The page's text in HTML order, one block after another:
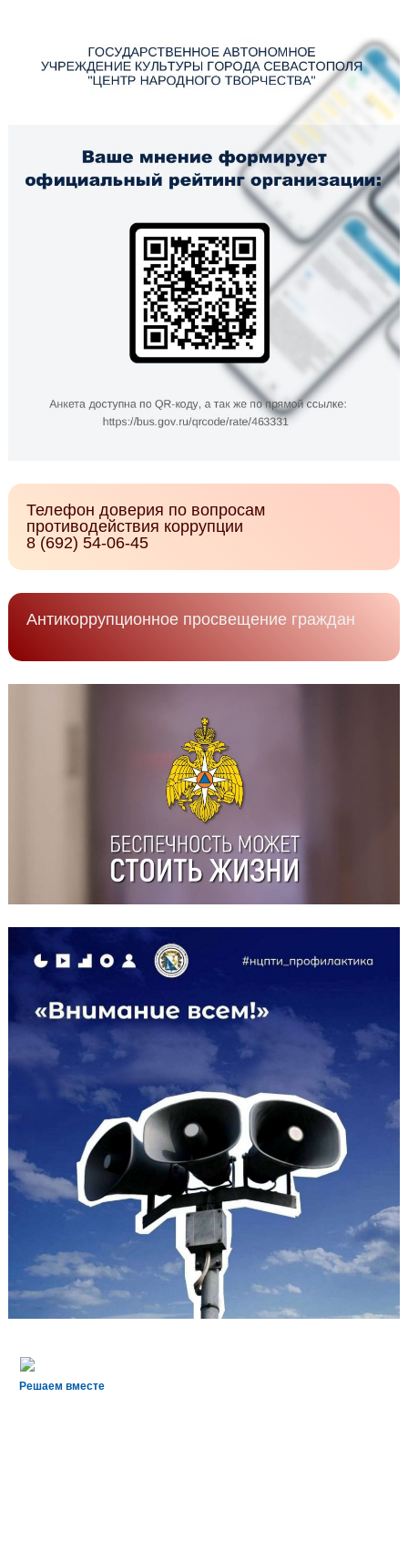
Телефон доверия по вопросам
противодействия коррупции
8 (692) 54-06-45
Антикоррупционное просвещение граждан
Решаем вместе